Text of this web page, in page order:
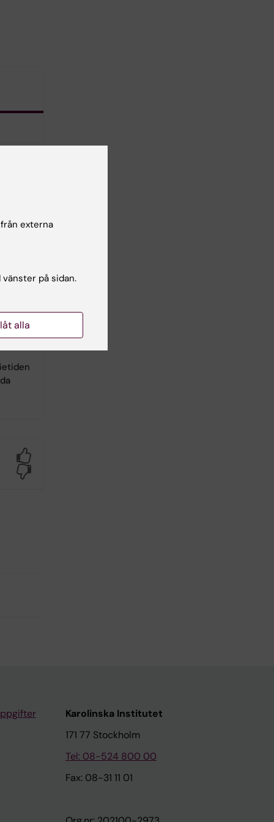
och
Karolinska Institutet
171 77 Stockholm
Tel: 08-524 800 00
Fax: 08-31 11 01
externa
på sidan.
alla